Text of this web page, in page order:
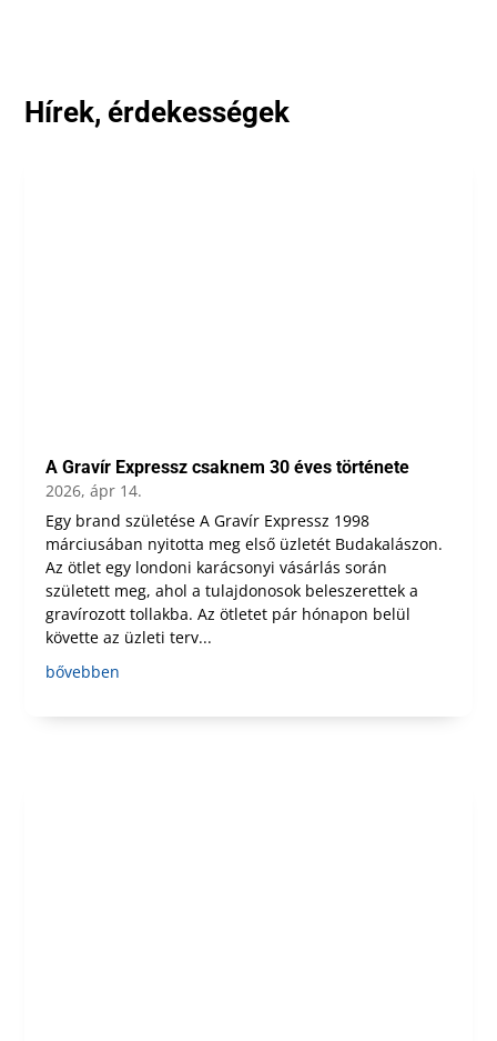
Hírek, érdekességek
A Gravír Expressz csaknem 30 éves története
2026, ápr 14.
Egy brand születése A Gravír Expressz 1998
márciusában nyitotta meg első üzletét Budakalászon.
Az ötlet egy londoni karácsonyi vásárlás során
született meg, ahol a tulajdonosok beleszerettek a
gravírozott tollakba. Az ötletet pár hónapon belül
követte az üzleti terv...
bővebben